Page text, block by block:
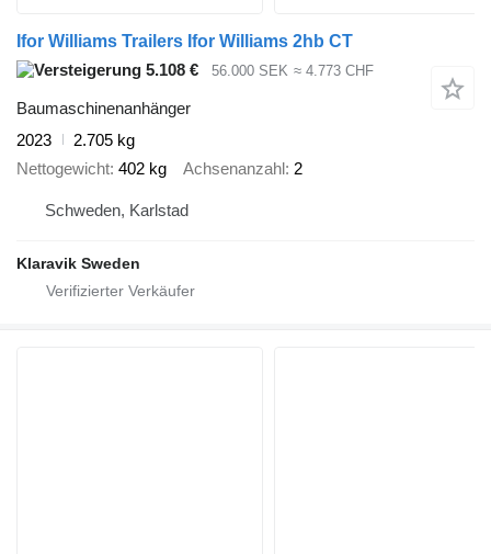
Ifor Williams Trailers Ifor Williams 2hb CT
5.108 €
56.000 SEK ≈ 4.773 CHF
Baumaschinenanhänger
2023
2.705 kg
Nettogewicht 402 kg Achsenanzahl 2
Schweden, Karlstad
Klaravik Sweden